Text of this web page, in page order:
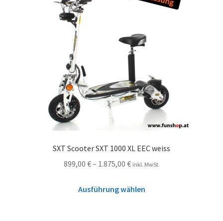
SXT Scooter SXT 1000 XL EEC weiss
899,00 €– 1.875,00 € inkl. MwSt.
Ausführung wählen